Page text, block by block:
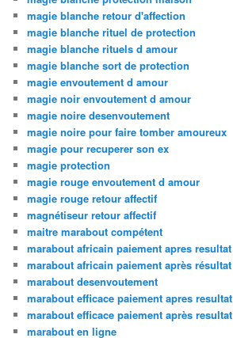
magie blanche retour d'affection
magie blanche rituel de protection
magie blanche rituels d amour
magie blanche sort de protection
magie envoutement d amour
magie noir envoutement d amour
magie noire desenvoutement
magie noire pour faire tomber amoureux
magie pour recuperer son ex
magie protection
magie rouge envoutement d amour
magie rouge retour affectif
magnétiseur retour affectif
maitre marabout compétent
marabout africain paiement apres resultat
marabout africain paiement après résultat
marabout desenvoutement
marabout efficace paiement apres resultat
marabout efficace paiement après resultat
marabout en ligne